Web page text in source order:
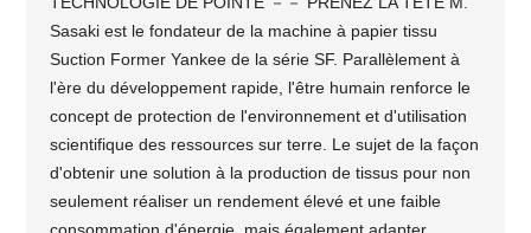
Sasaki est le fondateur de la machine à papier tissu
Suction Former Yankee de la série SF. Parallèlement à
l'ère du développement rapide, l'être humain renforce le
concept de protection de l'environnement et d'utilisation
scientifique des ressources sur terre. Le sujet de la façon
d'obtenir une solution à la production de tissus pour non
seulement réaliser un rendement élevé et une faible
consommation d'énergie, mais également adapter